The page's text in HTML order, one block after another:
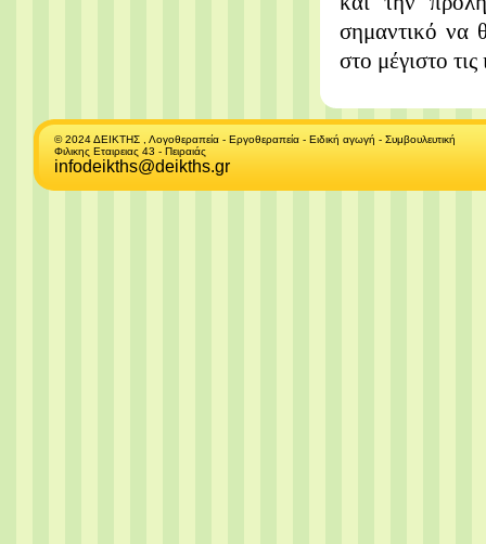
σημαντικό να
στο μέγιστο
© 2024 ΔΕΙΚΤΗΣ , Λογοθεραπεία - Εργοθεραπεία - Ειδική αγωγή - Συμβουλευτική
Φιλικης Εταιρειας 43 - Πειραιάς
infodeikths@deikths.gr